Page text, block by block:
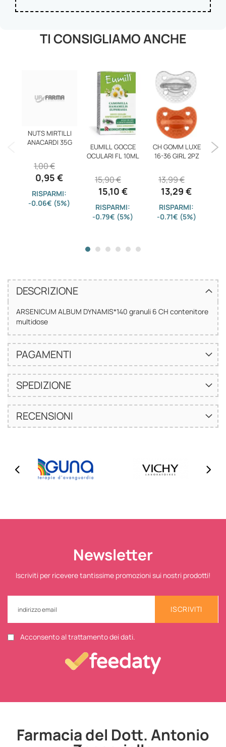
TI CONSIGLIAMO ANCHE
NUTS MIRTILLI
ANACARDI 35G
0,95 €
1,00 €
RISPARMI:
-0.06€ (5%)
EUMILL GOCCE
OCULARI FL 10ML
15,10 €
15,90 €
RISPARMI:
-0.79€ (5%)
CH GOMM LUXE
16-36 GIRL 2PZ
13,29 €
13,99 €
RISPARMI:
-0.71€ (5%)
DESCRIZIONE
ARSENICUM ALBUM DYNAMIS*140 granuli 6 CH contenitore
multidose
PAGAMENTI
SPEDIZIONE
RECENSIONI
Newsletter
Iscriviti per ricevere tantissime promozioni sui nostri prodotti!
ISCRIVITI
Acconsento al trattamento dei dati.
Farmacia del Dott. Antonio